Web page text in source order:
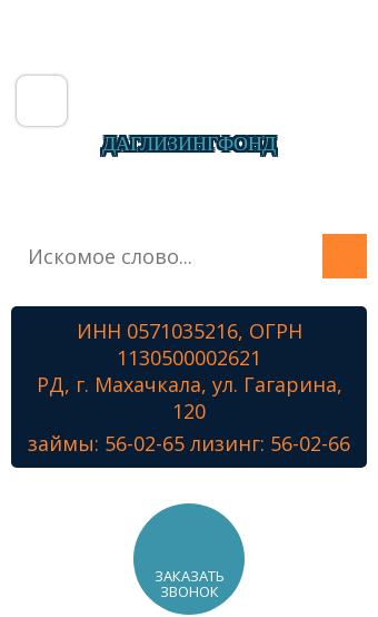
ДАГЛИЗИНГФОНД
О фонде
Лизинг
Наши проекты
Знамя Победы
ИНН 0571035216, ОГРН
1130500002621
РД, г. Махачкала, ул. Гагарина,
120
займы: 56-02-65 лизинг: 56-02-66
ЗАКАЗАТЬ
ЗВОНОК